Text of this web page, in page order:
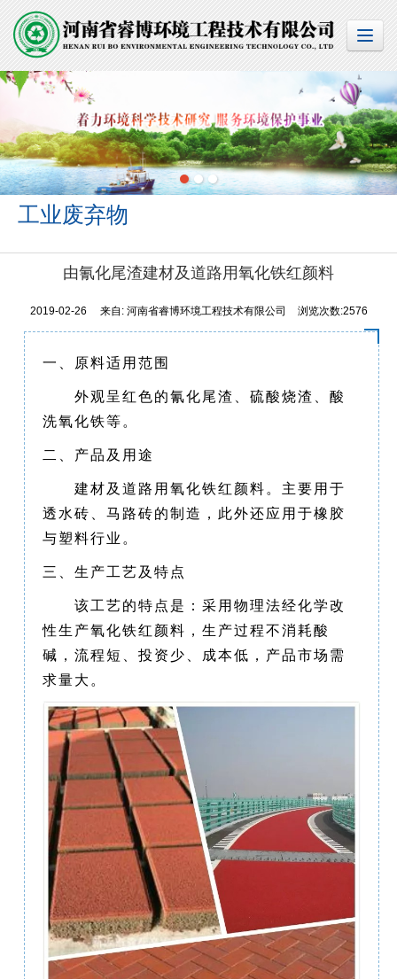
工业废弃物
由氰化尾渣建材及道路用氧化铁红颜料
2019-02-26 来自: 河南省睿博环境工程技术有限公司 浏览次数:2576
一、原料适用范围
外观呈红色的氰化尾渣、硫酸烧渣、酸
洗氧化铁等。
二、产品及用途
建材及道路用氧化铁红颜料。主要用于
透水砖、马路砖的制造，此外还应用于橡胶
与塑料行业。
三、生产工艺及特点
该工艺的特点是：采用物理法经化学改
性生产氧化铁红颜料，生产过程不消耗酸
碱，流程短、投资少、成本低，产品市场需
求量大。